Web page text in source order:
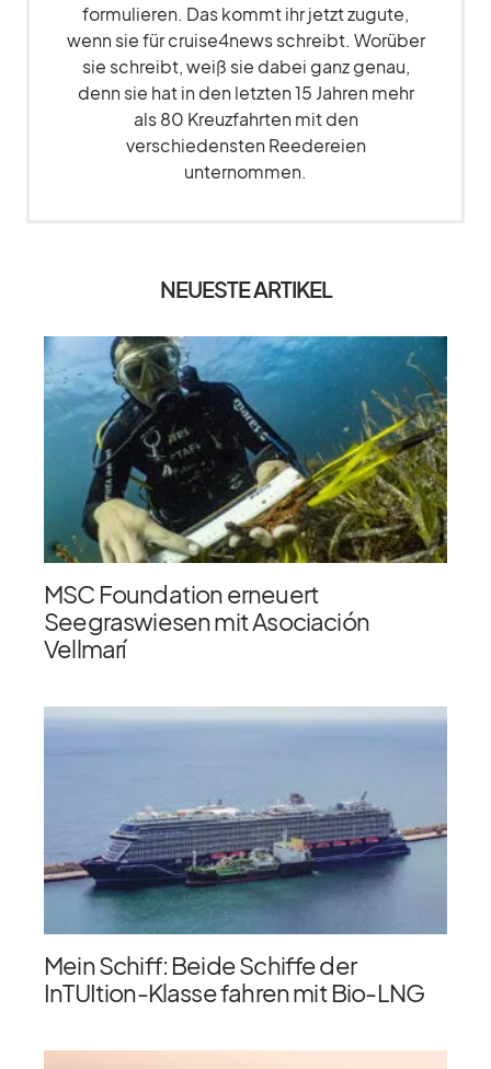
formulieren. Das kommt ihr jetzt zugute,
wenn sie für cruise4news schreibt. Worüber
sie schreibt, weiß sie dabei ganz genau,
denn sie hat in den letzten 15 Jahren mehr
als 80 Kreuzfahrten mit den
verschiedensten Reedereien
unternommen.
NEUESTE ARTIKEL
MSC Foundation erneuert
Seegraswiesen mit Asociación
Vellmarí
Mein Schiff: Beide Schiffe der
InTUItion-Klasse fahren mit Bio-LNG